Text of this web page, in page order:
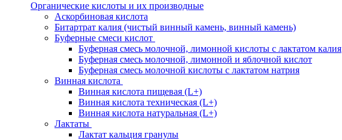
Органические кислоты и их производные
Аскорбиновая кислота
Битартрат калия (чистый винный камень, винный камень)
Буферные смеси кислот
Буферная смесь молочной, лимонной кислоты с лактатом калия
Буферная смесь молочной, лимонной и яблочной кислот
Буферная смесь молочной кислоты с лактатом натрия
Винная кислота
Винная кислота пищевая (L+)
Винная кислота техническая (L+)
Винная кислота натуральная (L+)
Лактаты
Лактат кальция гранулы